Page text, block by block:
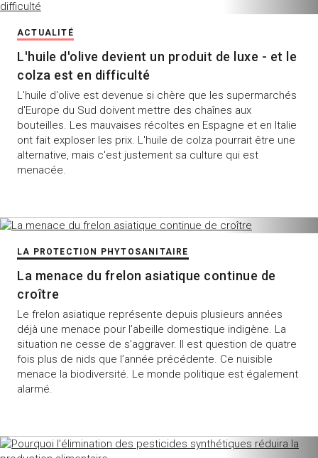
ACTUALITÉ
L'huile d'olive devient un produit de luxe - et le
colza est en difficulté
L'huile d'olive est devenue si chère que les supermarchés
d'Europe du Sud doivent mettre des chaînes aux
bouteilles. Les mauvaises récoltes en Espagne et en Italie
ont fait exploser les prix. L'huile de colza pourrait être une
alternative, mais c'est justement sa culture qui est
menacée.
LA PROTECTION PHYTOSANITAIRE
La menace du frelon asiatique continue de
croître
Le frelon asiatique représente depuis plusieurs années
déjà une menace pour l’abeille domestique indigène. La
situation ne cesse de s’aggraver. Il est question de quatre
fois plus de nids que l’année précédente. Ce nuisible
menace la biodiversité. Le monde politique est également
alarmé.